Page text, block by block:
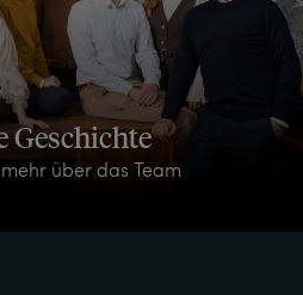
Geschichte
über das Team